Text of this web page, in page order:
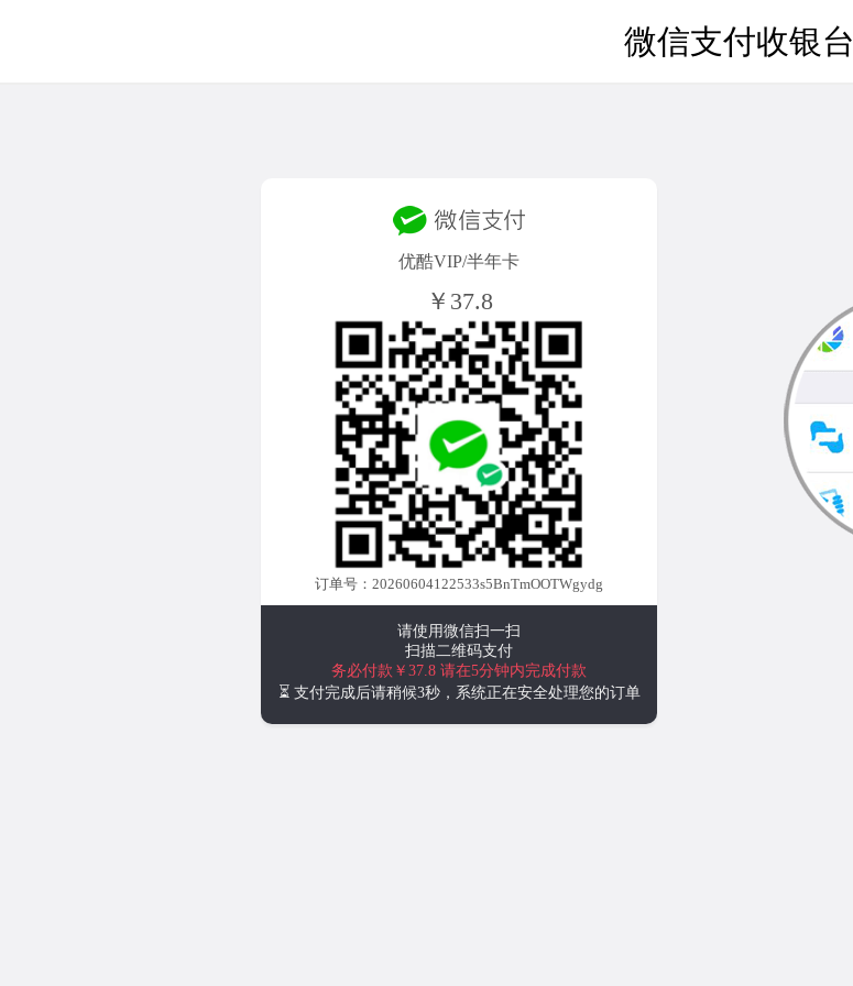
微信支付收银台
优酷VIP/半年卡
￥37.8
订单号：20260604122533s5BnTmOOTWgydg
请使用微信扫一扫
扫描二维码支付
务必付款￥37.8 请在5分钟内完成付款
⏳ 支付完成后请稍候3秒，系统正在安全处理您的订单